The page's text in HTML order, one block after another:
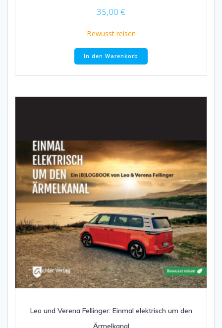
35,00 €
Bewusst reisen
In den Warenkorb
Leo und Verena Fellinger: Einmal elektrisch um den
Ärmelkanal